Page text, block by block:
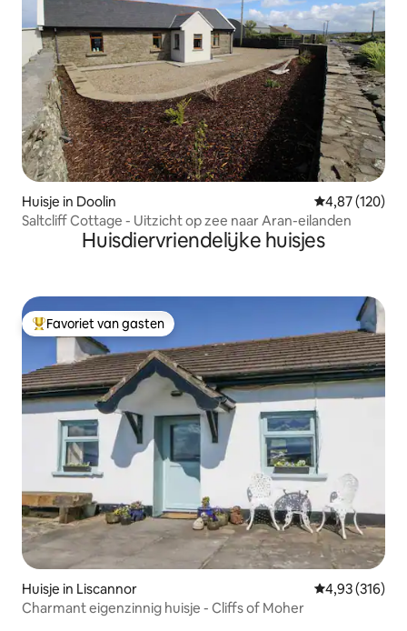
Huisje in Doolin Gemiddelde
4,87 (120)
Saltcliff Cottage - Uitzicht op zee naar Aran-eilanden
Huisdiervriendelijke huisjes
Topfavoriet van gasten
Favoriet van gasten
Huisje in Liscannor Gemiddelde
4,93 (316)
Charmant eigenzinnig huisje - Cliffs of Moher